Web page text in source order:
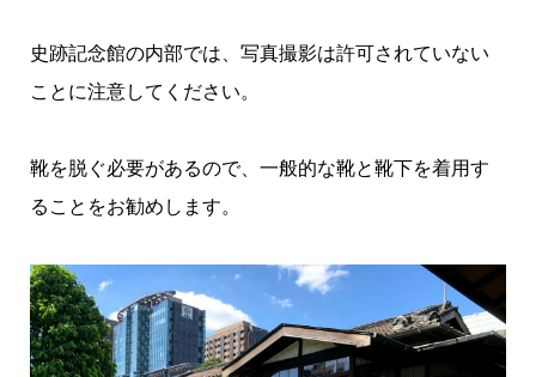
史跡記念館の内部では、写真撮影は許可されていない
ことに注意してください。
靴を脱ぐ必要があるので、一般的な靴と靴下を着用す
ることをお勧めします。